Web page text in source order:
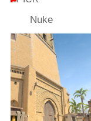
Nuke